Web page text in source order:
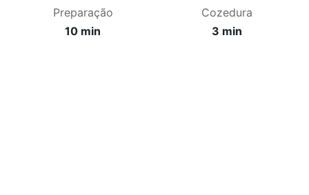
Preparação
10 min
Cozedura
3 min